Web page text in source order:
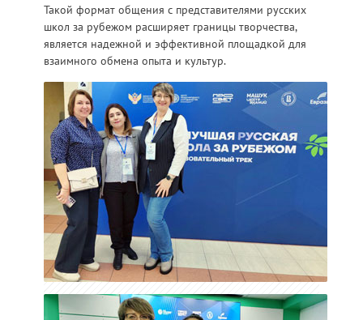
Такой формат общения с представителями русских
школ за рубежом расширяет границы творчества,
является надежной и эффективной площадкой для
взаимного обмена опыта и культур.